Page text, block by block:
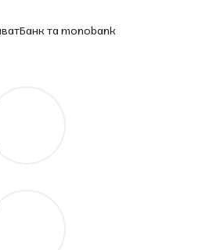
та monobank